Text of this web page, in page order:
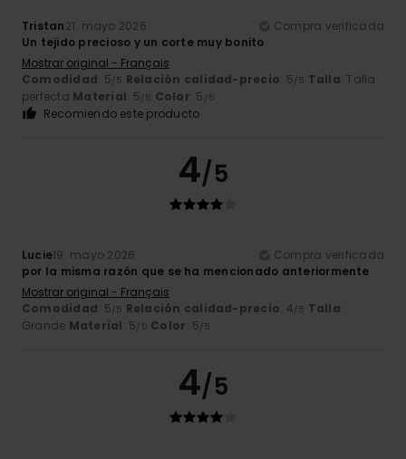
Tristan21. mayo 2026
Compra verificada
Un tejido precioso y un corte muy bonito
Mostrar original - Français
Comodidad: 5/5 Relación calidad-precio: 5/5 Talla: Talla
perfecta Material: 5/5 Color: 5 /5
Recomiendo este producto
4/5
Lucie19. mayo 2026
Compra verificada
por la misma razón que se ha mencionado anteriormente
Mostrar original - Français
Comodidad: 5/5 Relación calidad-precio: 4/5 Talla:
Grande Material: 5/5 Color: 5/5
4/5